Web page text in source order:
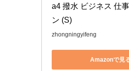
a4 撥水 ビジネス 仕
ン (S)
zhongningyifeng
Amazonで見